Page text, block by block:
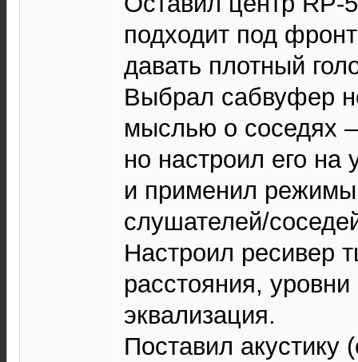
подходит под
давать плотный
Выбрал сабвуфер
мыслью о соседях
но настроил его
и применил
слушателей/
Настроил ресивер
расстояния,
эквализация.
Поставил акустику